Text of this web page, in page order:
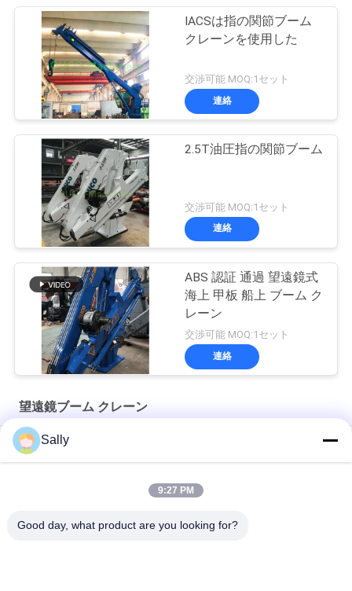
IACSは指の関節ブーム
クレーンを使用した
交渉可能 MOQ:1セット
連絡
2.5T油圧指の関節ブーム
交渉可能 MOQ:1セット
連絡
ABS 認証 通過 望遠鏡式
海上 甲板 船上 ブーム ク
レーン
交渉可能 MOQ:1セット
連絡
望遠鏡ブーム クレーン
船舶用10トン電動機関室クレーン
Sally
9:27 PM
Good day, what product are you looking for?